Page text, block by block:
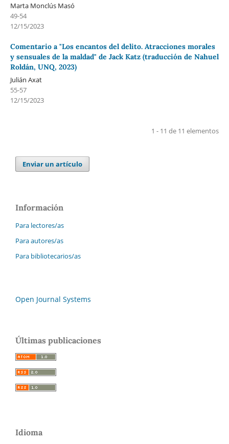
Marta Monclús Masó
49-54
12/15/2023
Comentario a "Los encantos del delito. Atracciones morales
y sensuales de la maldad" de Jack Katz (traducción de Nahuel
Roldán, UNQ, 2023)
Julián Axat
55-57
12/15/2023
1 - 11 de 11 elementos
Enviar un artículo
Información
Para lectores/as
Para autores/as
Para bibliotecarios/as
Open Journal Systems
Últimas publicaciones
Idioma